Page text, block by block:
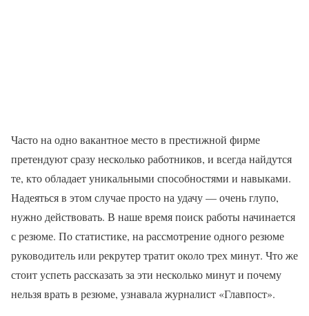
Часто на одно вакантное место в престижной фирме
претендуют сразу несколько работников, и всегда найдутся
те, кто обладает уникальными способностями и навыками.
Надеяться в этом случае просто на удачу — очень глупо,
нужно действовать. В наше время поиск работы начинается
с резюме. По статистике, на рассмотрение одного резюме
руководитель или рекрутер тратит около трех минут. Что же
стоит успеть рассказать за эти несколько минут и почему
нельзя врать в резюме, узнавала журналист «Главпост».